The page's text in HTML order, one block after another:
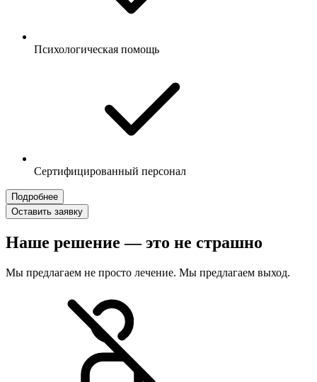
Психологическая помощь
Сертифицированный персонал
Подробнее
Оставить заявку
Наше решение — это не страшно
Мы предлагаем не просто лечение. Мы предлагаем выход.